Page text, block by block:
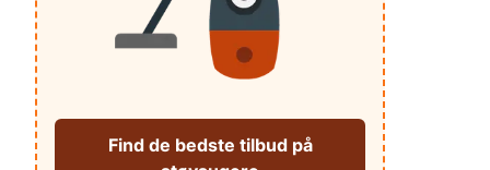
Find de bedste tilbud på